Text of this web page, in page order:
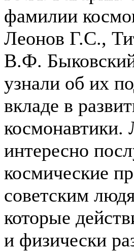
фамилии
Леонов Г.С.,
В.Ф.
узнали об их
вкладе в
интересно
космические
советским
которые
и физически